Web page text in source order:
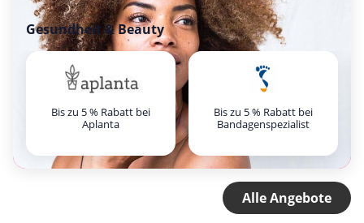
Gesundheit & Beauty
Bis zu 5 % Rabatt bei
Aplanta
Bis zu 5 % Rabatt bei
Bandagenspezialist
Alle Angebote